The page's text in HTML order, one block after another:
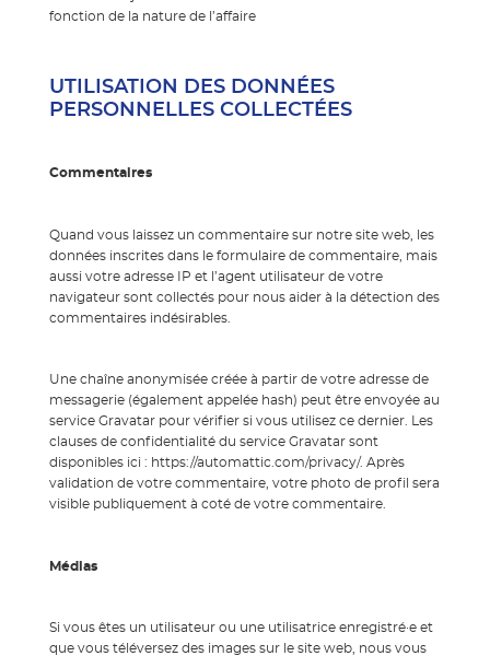
fonction de la nature de l’affaire
UTILISATION DES DONNÉES
PERSONNELLES COLLECTÉES
Commentaires
Quand vous laissez un commentaire sur notre site web, les
données inscrites dans le formulaire de commentaire, mais
aussi votre adresse IP et l’agent utilisateur de votre
navigateur sont collectés pour nous aider à la détection des
commentaires indésirables.
Une chaîne anonymisée créée à partir de votre adresse de
messagerie (également appelée hash) peut être envoyée au
service Gravatar pour vérifier si vous utilisez ce dernier. Les
clauses de confidentialité du service Gravatar sont
disponibles ici : https://automattic.com/privacy/. Après
validation de votre commentaire, votre photo de profil sera
visible publiquement à coté de votre commentaire.
Médias
Si vous êtes un utilisateur ou une utilisatrice enregistré·e et
que vous téléversez des images sur le site web, nous vous